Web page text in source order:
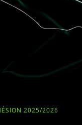
2025/2026